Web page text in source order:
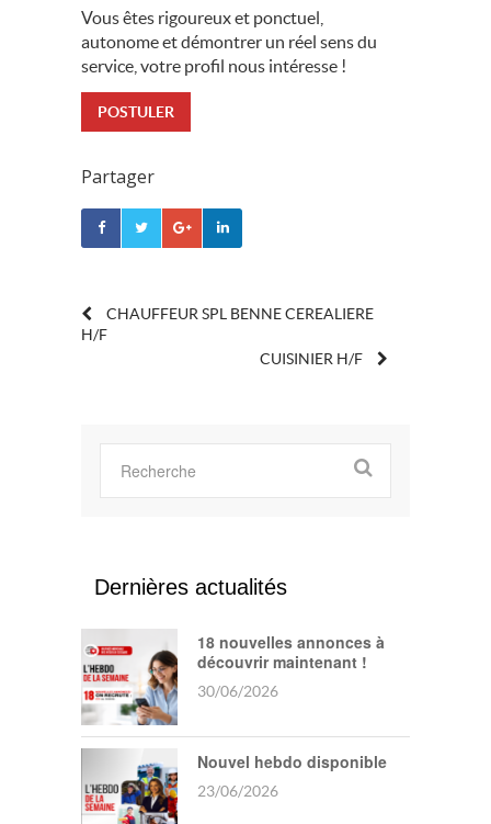
Vous êtes rigoureux et ponctuel,
autonome et démontrer un réel sens du
service, votre profil nous intéresse !
POSTULER
Partager
POST
NAVIGATION
CHAUFFEUR SPL BENNE CEREALIERE
H/F
CUISINIER H/F
Dernières actualités
18 nouvelles annonces à
découvrir maintenant !
30/06/2026
Nouvel hebdo disponible
23/06/2026